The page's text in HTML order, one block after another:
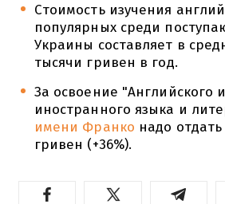
Стоимость изучения
популярных среди
Украины составляет в
тысячи гривен в год.
За освоение "Английского
иностранного языка и
имени Франко надо отдать
гривен (+36%).